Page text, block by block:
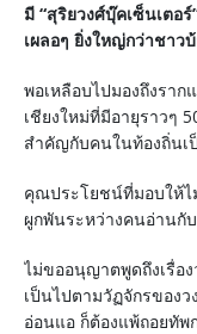
มี “สุริยวงศ์บุ๊คเซ็นเตอ
เผลอๆ ยิ่งใหญ่กว่าชาว
พอเหลือบไปมองถึงรา
เชียงใหม่ที่มีอายุราวๆ
สำคัญกับคนในท้องถิ่นเ
คุณประโยชน์ที่มอบให้ไ
ผูกพันระหว่างคนอ่านกั
ไม่ขออนุญาตพูดถึงเรื่อ
เป็นไปตามวัฏจักรของ
อ่อนแอ ก็ต้องแพ้ถอยทั